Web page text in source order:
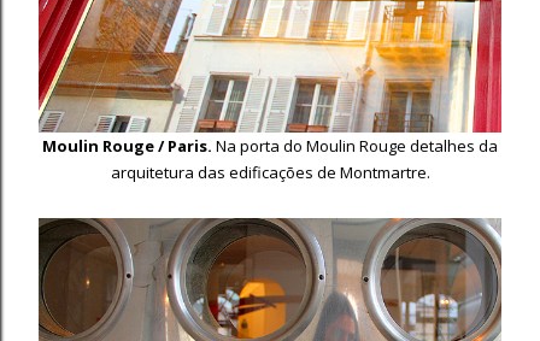
Moulin Rouge / Paris. Na porta do Moulin Rouge detalhes da
arquitetura das edificações de Montmartre.